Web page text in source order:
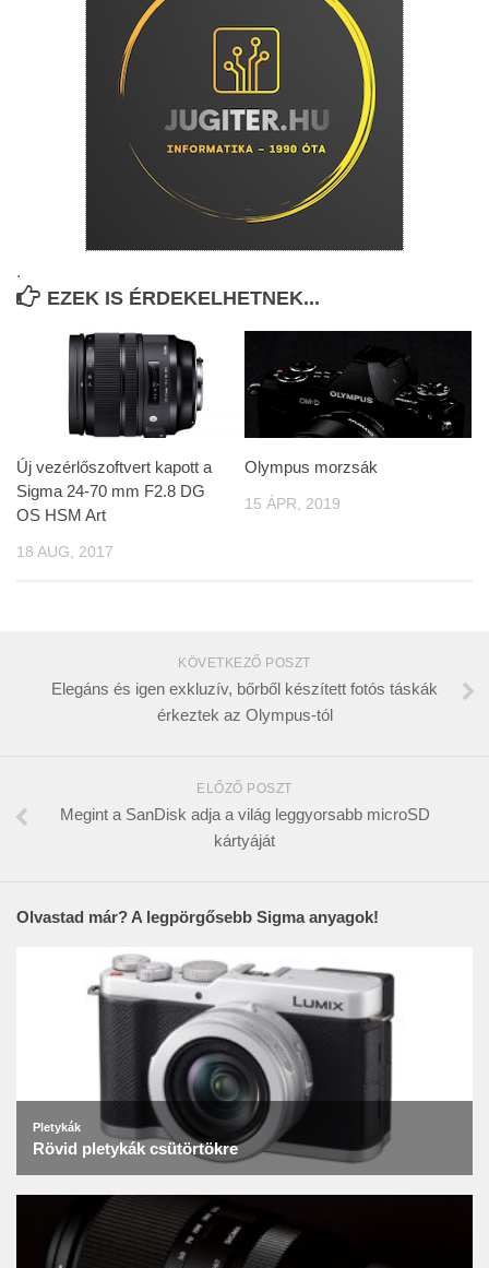
.
EZEK IS ÉRDEKELHETNEK...
Új vezérlőszoftvert kapott a
Sigma 24-70 mm F2.8 DG
OS HSM Art
18 AUG, 2017
Olympus morzsák
15 ÁPR, 2019
KÖVETKEZŐ POSZT
Elegáns és igen exkluzív, bőrből készített fotós táskák
érkeztek az Olympus-tól
ELŐZŐ POSZT
Megint a SanDisk adja a világ leggyorsabb microSD
kártyáját
Olvastad már? A legpörgősebb Sigma anyagok!